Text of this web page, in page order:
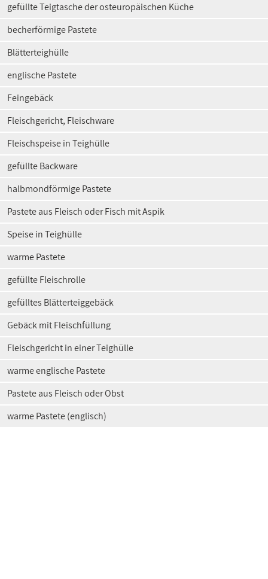
gefüllte Teigtasche der osteuropäischen Küche
becherförmige Pastete
Blätterteighülle
englische Pastete
Feingebäck
Fleischgericht, Fleischware
Fleischspeise in Teighülle
gefüllte Backware
halbmondförmige Pastete
Pastete aus Fleisch oder Fisch mit Aspik
Speise in Teighülle
warme Pastete
gefüllte Fleischrolle
gefülltes Blätterteiggebäck
Gebäck mit Fleischfüllung
Fleischgericht in einer Teighülle
warme englische Pastete
Pastete aus Fleisch oder Obst
warme Pastete (englisch)